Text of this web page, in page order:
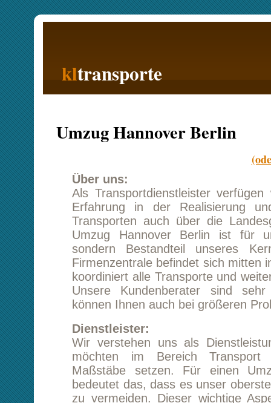
(oder Berlin
Als Transportdienstleister verfügen wir über
Erfahrung in der Realisierung und
Transporten auch über die Landesgrenzen
Umzug Hannover Berlin ist für uns keine
sondern Bestandteil unseres
Firmenzentrale befindet sich mitten in der
koordiniert alle Transporte und weiteren
Unsere Kundenberater sind sehr gut
können Ihnen auch bei größeren Problemen
Dienstleister:
Wir verstehen uns als
möchten im Bereich Transport und
Maßstäbe setzen. Für einen Umzug
zu vermeiden. Dieser wichtige Aspekt
Kunden zugute, da dieser zum Beispiel die
bezahlen muss. Unser Leistungsangebot ist
dass der Kunde aus einzelnen Modulen
aus unserer Sicht zu einer deutlichen
führt.